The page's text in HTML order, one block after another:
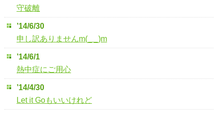
守破離
’14/6/30
申し訳ありませんm(_ _)m
’14/6/1
熱中症にご用心
’14/4/30
Let it Goもいいけれど